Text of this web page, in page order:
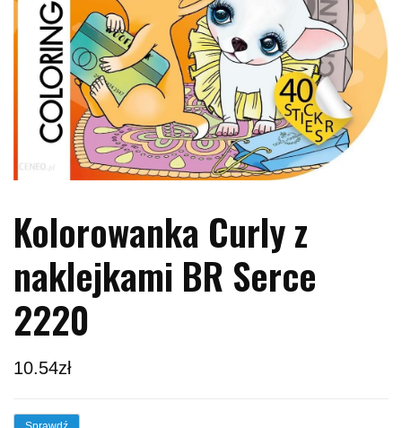
Kolorowanka Curly z
naklejkami BR Serce
2220
10.54zł